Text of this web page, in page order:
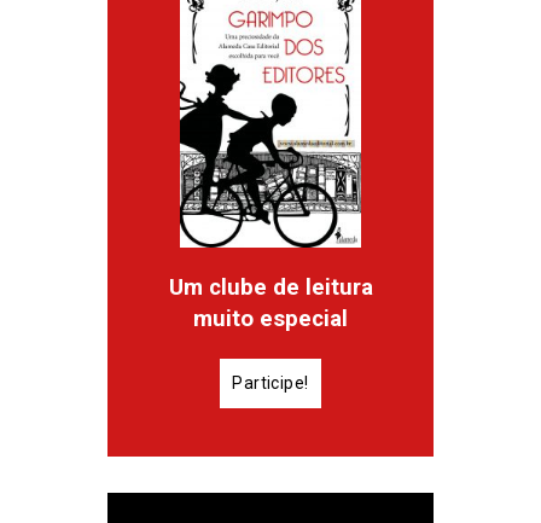
Um clube de leitura
muito especial
Participe!